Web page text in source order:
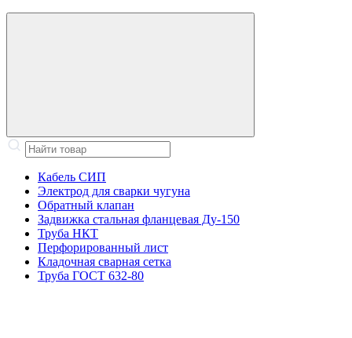
Кабель СИП
Электрод для сварки чугуна
Обратный клапан
Задвижка стальная фланцевая Ду-150
Труба НКТ
Перфорированный лист
Кладочная сварная сетка
Труба ГОСТ 632-80